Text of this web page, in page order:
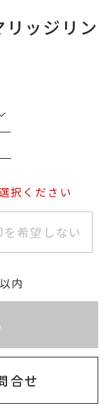
ッジリン
択ください
を希望しない
内
合せ